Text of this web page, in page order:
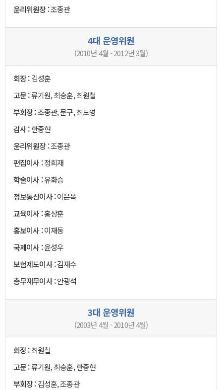
윤리위원장 :조종관
4대 운영위원
(2010년 4월 - 2012년 3월)
회장 :김성훈
고문 :류기원, 최승훈, 최원철
부회장 :조종관, 문구, 최도영
감사 :한종현
윤리위원장 :조종관
편집이사 :정희재
학술이사 :유화승
정보통신이사 :이은옥
교육이사 :홍상훈
홍보이사 :이재동
국제이사 :윤성우
보험제도이사 :김재수
총무재무이사 :안광석
3대 운영위원
(2003년 4월 - 2010년 4월)
회장 :최원철
고문 :류기원, 최승훈, 한종현
부회장 :김성훈, 조종관